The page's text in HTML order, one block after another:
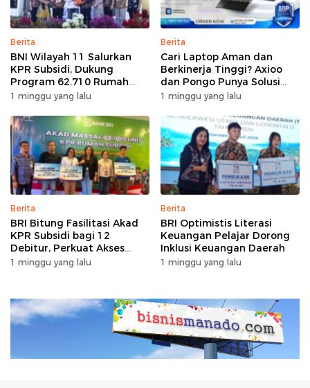
Berita
BNI Wilayah 11 Salurkan
KPR Subsidi, Dukung
Program 62.710 Rumah
Bersubsidi
1 minggu yang lalu
Berita
Cari Laptop Aman dan
Berkinerja Tinggi? Axioo
dan Pongo Punya Solusi
dengan Garansi Ekstra
1 minggu yang lalu
Berita
BRI Bitung Fasilitasi Akad
KPR Subsidi bagi 12
Debitur, Perkuat Akses
Hunian Masyarakat
1 minggu yang lalu
Berita
BRI Optimistis Literasi
Keuangan Pelajar Dorong
Inklusi Keuangan Daerah
1 minggu yang lalu